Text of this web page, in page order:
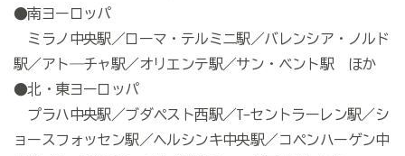
●南ヨーロッパ
ミラノ中央駅／ローマ・テルミニ駅／バレンシア・ノルド
駅／アト―チャ駅／オリエンテ駅／サン・ベント駅 ほか
●北・東ヨーロッパ
プラハ中央駅／ブダペスト西駅／T-セントラーレン駅／シ
ョースフォッセン駅／ヘルシンキ中央駅／コペンハーゲン中